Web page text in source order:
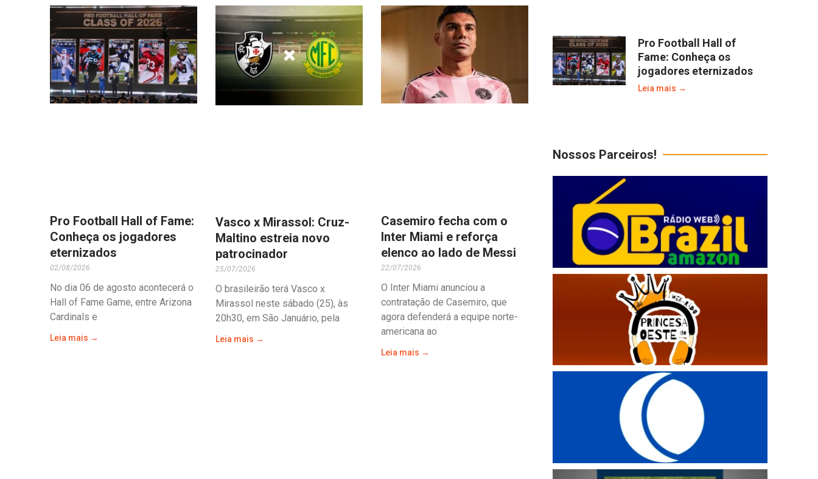
Pro Football Hall of Fame:
Conheça os jogadores
eternizados
02/08/2026
No dia 06 de agosto acontecerá o
Hall of Fame Game, entre Arizona
Cardinals e
Leia mais →
Vasco x Mirassol: Cruz-
Maltino estreia novo
patrocinador
25/07/2026
O brasileirão terá Vasco x
Mirassol neste sábado (25), às
20h30, em São Januário, pela
Leia mais →
Casemiro fecha com o
Inter Miami e reforça
elenco ao lado de Messi
22/07/2026
O Inter Miami anunciou a
contratação de Casemiro, que
agora defenderá a equipe norte-
americana ao
Leia mais →
Pro Football Hall of
Fame: Conheça os
jogadores eternizados
Leia mais →
Nossos Parceiros!